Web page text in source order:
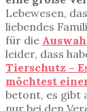
Lebewesen,
liebendes
für die
leider, dass
Tierschutz –
möchtest
betont, es gibt
nur bei den